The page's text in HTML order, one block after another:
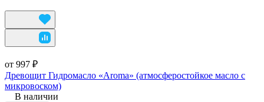
от 997 ₽
Древощит Гидромасло «Aroma» (атмосферостойкое масло с
микровоском)
В наличии